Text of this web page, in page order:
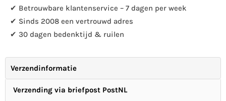
✔ Betrouwbare klantenservice – 7 dagen per week
✔ Sinds 2008 een vertrouwd adres
✔ 30 dagen bedenktijd & ruilen
Verzendinformatie
Verzending via briefpost PostNL